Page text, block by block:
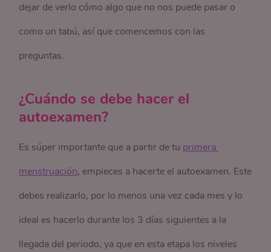
dejar de verlo cómo algo que no nos puede pasar o
como un tabú, así que comencemos con las
preguntas.
¿Cuándo se debe hacer el
autoexamen?
Es súper importante que a partir de tu primera
menstruación, empieces a hacerte el autoexamen. Este
debes realizarlo, por lo menos una vez cada mes y lo
ideal es hacerlo durante los 3 días siguientes a la
llegada del periodo, ya que en esta etapa los niveles